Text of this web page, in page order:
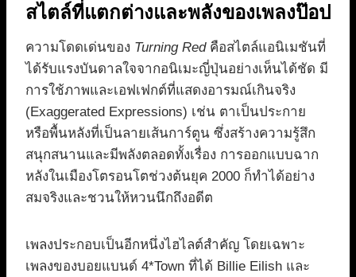
สไตล์ที่แตกต่างและพลังของเพลงป๊อป
ความโดดเด่นของ Turning Redคือสไตล์แอนิเมชันที่
ได้รับแรงบันดาลใจจากอนิเมะญี่ปุ่นอย่างเห็นได้ชัด มี
การใช้ภาพและเอฟเฟกต์ที่แสดงอารมณ์เกินจริง
(Exaggerated Expressions) เช่น ตาเป็นประกาย
หรือพื้นหลังที่เป็นลายเส้นการ์ตูน ซึ่งสร้างความรู้สึก
สนุกสนานและมีพลังตลอดทั้งเรื่อง การออกแบบฉาก
หลังในเมืองโตรอนโตช่วงต้นยุค 2000 ก็ทำได้อย่าง
สมจริงและชวนให้หวนนึกถึงอดีต
เพลงประกอบเป็นอีกหนึ่งไฮไลต์สำคัญ โดยเฉพาะ
เพลงของบอยแบนด์ 4*Town ที่ได้ Billie Eilish และ